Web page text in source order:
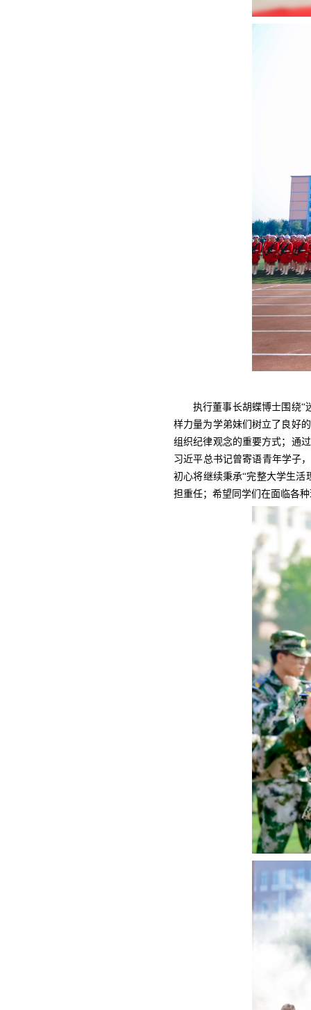
执行董事长胡蝶博士围绕“
样力量为学弟妹们树立了良好
组织纪律观念的重要方式；通
习近平总书记曾寄语青年学子
初心将继续秉承“完整大学生活
担重任；希望同学们在面临各